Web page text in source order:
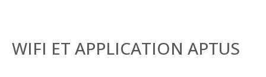
WIFI ET APPLICATION APTUS